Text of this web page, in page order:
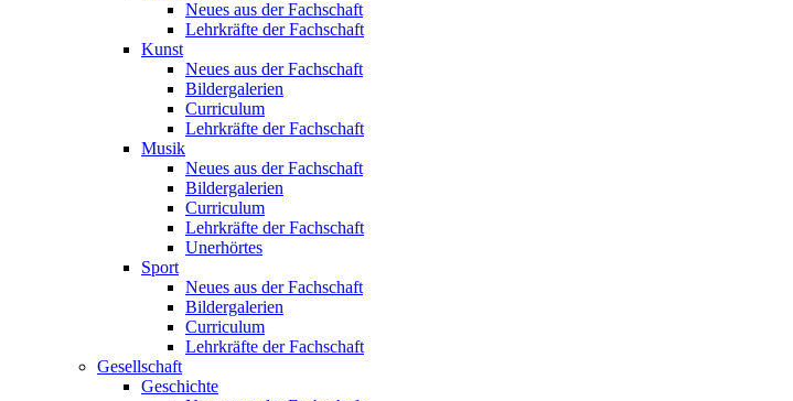
Neues aus der Fachschaft
Lehrkräfte der Fachschaft
Kunst
Neues aus der Fachschaft
Bildergalerien
Curriculum
Lehrkräfte der Fachschaft
Musik
Neues aus der Fachschaft
Bildergalerien
Curriculum
Lehrkräfte der Fachschaft
Unerhörtes
Sport
Neues aus der Fachschaft
Bildergalerien
Curriculum
Lehrkräfte der Fachschaft
Gesellschaft
Geschichte